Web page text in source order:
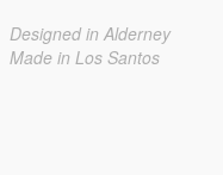
Designed in Alderney
Made in Los Santos